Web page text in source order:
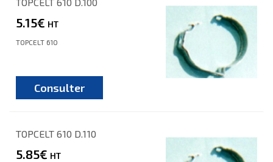
5.15€ HT
TOPCELT 610
Consulter
TOPCELT 610 D.110
5.85€ HT